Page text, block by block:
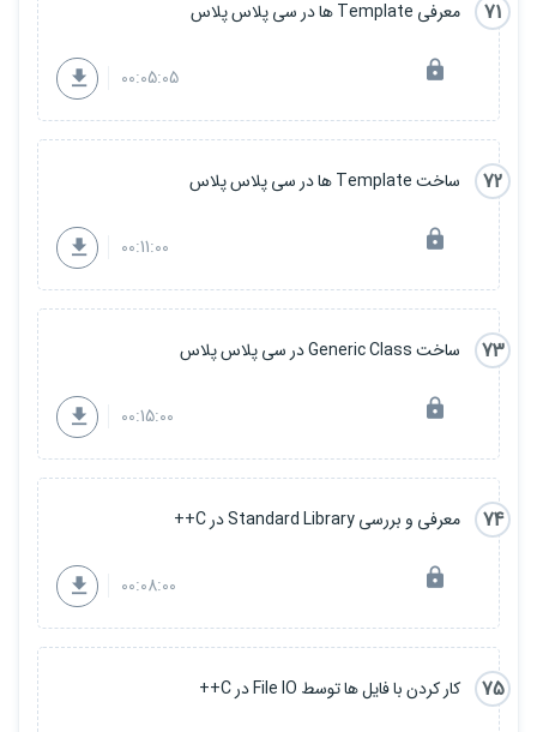
71 معرفی Template ها در سی پلاس پلاس
00:05:05
72 ساخت Template ها در سی پلاس پلاس
00:11:00
73 ساخت Generic Class در سی پلاس پلاس
00:15:00
74 معرفی و بررسی Standard Library در C++
00:08:00
75 کار کردن با فایل ها توسط File IO در C++